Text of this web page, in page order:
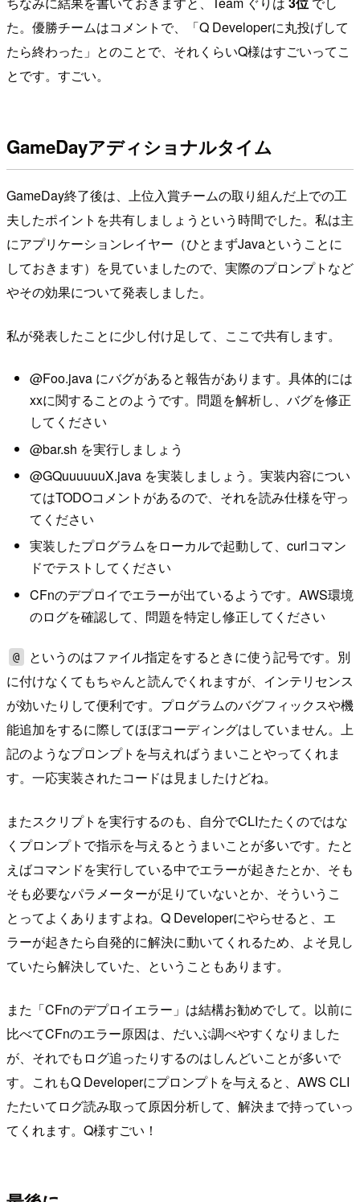
た。優勝チームはコメントで、「Q Developerに丸投げして
たら終わった」とのことで、それくらいQ様はすごいってこ
とです。すごい。
GameDayアディショナルタイム
GameDay終了後は、上位入賞チームの取り組んだ上での工
夫したポイントを共有しましょうという時間でした。私は主
にアプリケーションレイヤー（ひとまずJavaということに
しておきます）を見ていましたので、実際のプロンプトなど
やその効果について発表しました。
私が発表したことに少し付け足して、ここで共有します。
@Foo.java にバグがあると報告があります。具体的には
xxに関することのようです。問題を解析し、バグを修正
してください
@bar.sh を実行しましょう
@GQuuuuuuX.java を実装しましょう。実装内容につい
てはTODOコメントがあるので、それを読み仕様を守っ
てください
実装したプログラムをローカルで起動して、curlコマン
ドでテストしてください
CFnのデプロイでエラーが出ているようです。AWS環境
のログを確認して、問題を特定し修正してください
@
というのはファイル指定をするときに使う記号です。別
に付けなくてもちゃんと読んでくれますが、インテリセンス
が効いたりして便利です。プログラムのバグフィックスや機
能追加をするに際してほぼコーディングはしていません。上
記のようなプロンプトを与えればうまいことやってくれま
す。一応実装されたコードは見ましたけどね。
またスクリプトを実行するのも、自分でCLIたたくのではな
くプロンプトで指示を与えるとうまいことが多いです。たと
えばコマンドを実行している中でエラーが起きたとか、そも
そも必要なパラメーターが足りていないとか、そういうこ
とってよくありますよね。Q Developerにやらせると、エ
ラーが起きたら自発的に解決に動いてくれるため、よそ見し
ていたら解決していた、ということもあります。
また「CFnのデプロイエラー」は結構お勧めでして。以前に
比べてCFnのエラー原因は、だいぶ調べやすくなりました
が、それでもログ追ったりするのはしんどいことが多いで
す。これもQ Developerにプロンプトを与えると、AWS CLI
たたいてログ読み取って原因分析して、解決まで持っていっ
てくれます。Q様すごい！